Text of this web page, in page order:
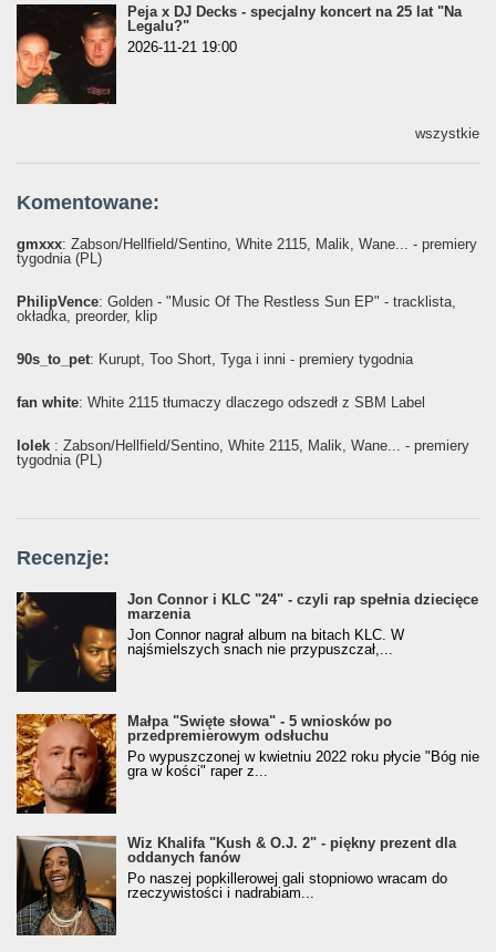
Peja x DJ Decks - specjalny koncert na 25 lat "Na
Legalu?"
2026-11-21 19:00
wszystkie
Komentowane:
gmxxx: Żabson/Hellfield/Sentino, White 2115, Malik, Wane... - premiery
tygodnia (PL)
PhilipVence: Golden - "Music Of The Restless Sun EP" - tracklista,
okładka, preorder, klip
90s_to_pet: Kurupt, Too Short, Tyga i inni - premiery tygodnia
fan white: White 2115 tłumaczy dlaczego odszedł z SBM Label
lolek : Żabson/Hellfield/Sentino, White 2115, Malik, Wane... - premiery
tygodnia (PL)
Recenzje:
Jon Connor i KLC "24" - czyli rap spełnia dziecięce
marzenia
Jon Connor nagrał album na bitach KLC. W
najśmielszych snach nie przypuszczał,...
Małpa "Święte słowa" - 5 wniosków po
przedpremierowym odsłuchu
Po wypuszczonej w kwietniu 2022 roku płycie "Bóg nie
gra w kości" raper z...
Wiz Khalifa "Kush & O.J. 2" - piękny prezent dla
oddanych fanów
Po naszej popkillerowej gali stopniowo wracam do
rzeczywistości i nadrabiam...